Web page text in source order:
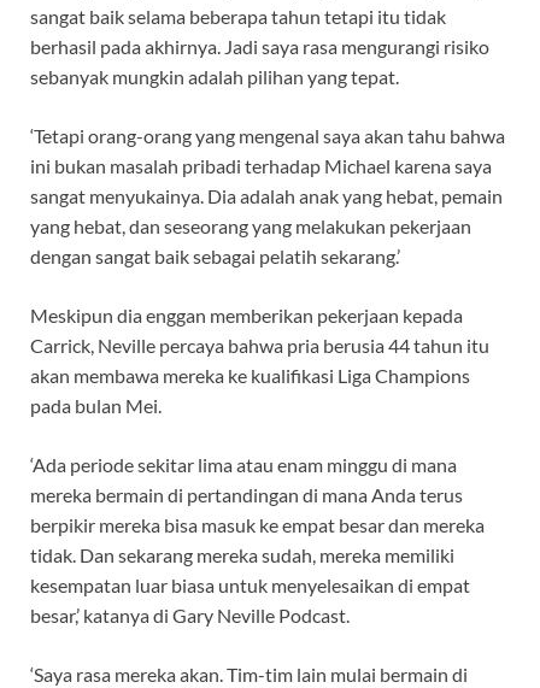
sangat baik selama beberapa tahun tetapi itu tidak
berhasil pada akhirnya. Jadi saya rasa mengurangi risiko
sebanyak mungkin adalah pilihan yang tepat.
‘Tetapi orang-orang yang mengenal saya akan tahu bahwa
ini bukan masalah pribadi terhadap Michael karena saya
sangat menyukainya. Dia adalah anak yang hebat, pemain
yang hebat, dan seseorang yang melakukan pekerjaan
dengan sangat baik sebagai pelatih sekarang.’
Meskipun dia enggan memberikan pekerjaan kepada
Carrick, Neville percaya bahwa pria berusia 44 tahun itu
akan membawa mereka ke kualifikasi Liga Champions
pada bulan Mei.
‘Ada periode sekitar lima atau enam minggu di mana
mereka bermain di pertandingan di mana Anda terus
berpikir mereka bisa masuk ke empat besar dan mereka
tidak. Dan sekarang mereka sudah, mereka memiliki
kesempatan luar biasa untuk menyelesaikan di empat
besar,’ katanya di Gary Neville Podcast.
‘Saya rasa mereka akan. Tim-tim lain mulai bermain di